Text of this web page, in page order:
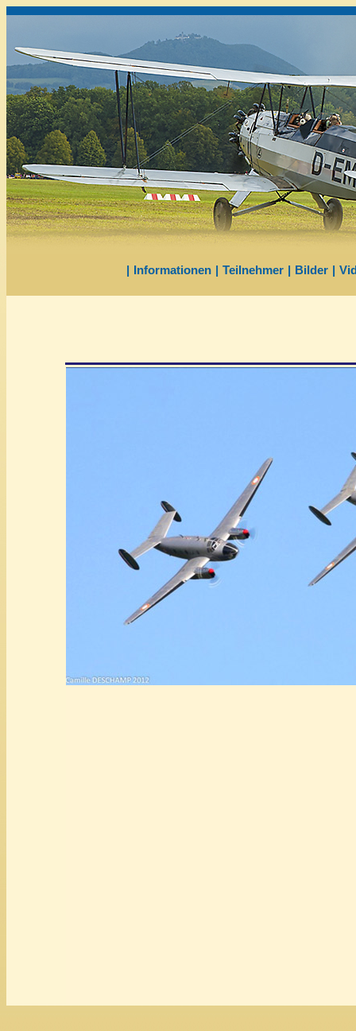
| Informationen | Teilnehmer | Bilder |